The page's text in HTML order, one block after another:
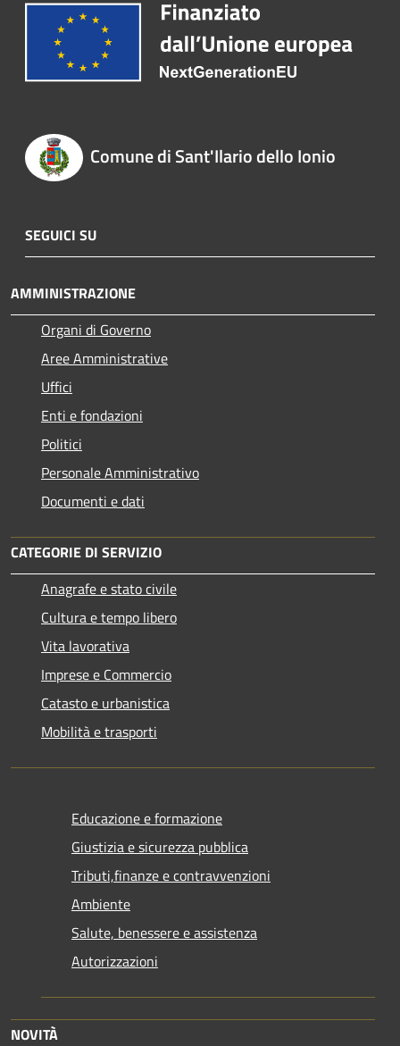
Comune di Sant'Ilario dello Ionio
SEGUICI SU
AMMINISTRAZIONE
Organi di Governo
Aree Amministrative
Uffici
Enti e fondazioni
Politici
Personale Amministrativo
Documenti e dati
CATEGORIE DI SERVIZIO
Anagrafe e stato civile
Cultura e tempo libero
Vita lavorativa
Imprese e Commercio
Catasto e urbanistica
Mobilità e trasporti
Educazione e formazione
Giustizia e sicurezza pubblica
Tributi,finanze e contravvenzioni
Ambiente
Salute, benessere e assistenza
Autorizzazioni
NOVITÀ